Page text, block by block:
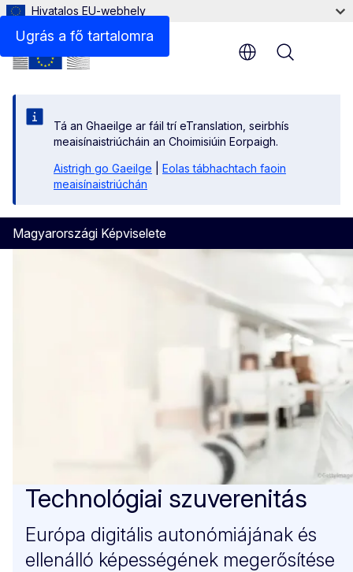
Ugrás a fő tartalomra
Hivatalos EU-webhely
Tá an Ghaeilge ar fáil trí eTranslation, seirbhís
meaisínaistriúcháin an Choimisiúin Eorpaigh.
Aistrigh go Gaeilge
Eolas tábhachtach faoin
meaisínaistriúchán
Magyarországi Képviselete
Menu
Európai Bizottság
Technológiai szuverenitás
Európa digitális autonómiájának és
ellenálló képességének megerősítése